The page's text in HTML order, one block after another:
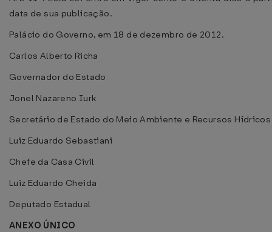
data de sua publicação.
Palácio do Governo, em 18 de dezembro de 2012.
Carlos Alberto Richa
Governador do Estado
Jonel Nazareno Iurk
Secretário de Estado do Meio Ambiente e Recursos Hídricos
Luiz Eduardo Sebastiani
Chefe da Casa Civil
Luiz Eduardo Cheida
Deputado Estadual
ANEXO ÚNICO